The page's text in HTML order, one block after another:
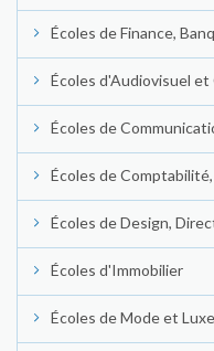
Écoles de Finance,
Écoles d'Audiovisuel et
Écoles de
Écoles de
Écoles de Design,
Écoles d'Immobilier
Écoles de Mode et Luxe